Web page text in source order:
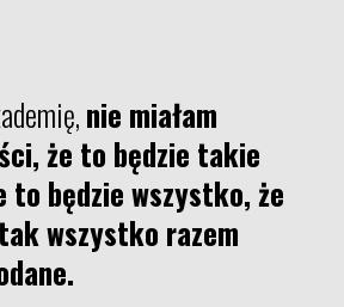
nie miałam
że to będzie takie
to będzie wszystko, że
wszystko razem